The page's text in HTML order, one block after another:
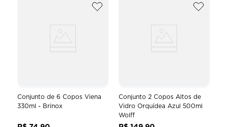
Conjunto de 6 Copos Viena
330ml - Brinox
Conjunto 2 Copos Altos de
Vidro Orquídea Azul 500ml
Wolff